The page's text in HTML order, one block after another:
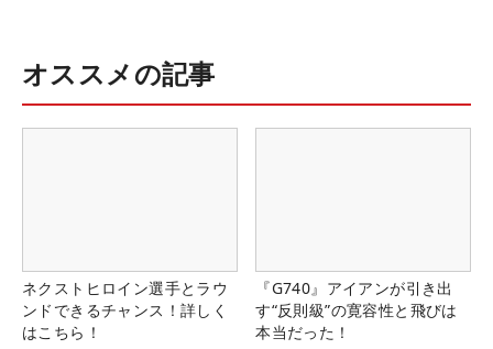
オススメの記事
ネクストヒロイン選手とラウ
ンドできるチャンス！詳しく
はこちら！
『G740』アイアンが引き出
す“反則級”の寛容性と飛びは
本当だった！